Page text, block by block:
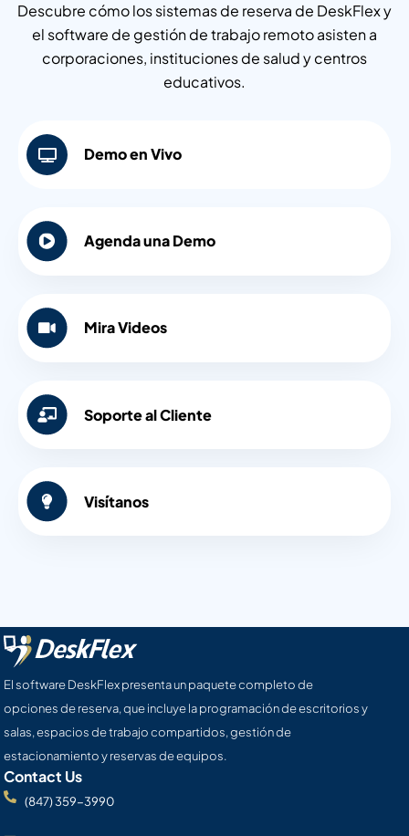
Descubre cómo los sistemas de reserva de DeskFlex y
el software de gestión de trabajo remoto asisten a
corporaciones, instituciones de salud y centros
educativos.
Demo en Vivo
Agenda una Demo
Mira Videos
Soporte al Cliente
Visítanos
El software DeskFlex presenta un paquete completo de
opciones de reserva, que incluye la programación de escritorios y
salas, espacios de trabajo compartidos, gestión de
estacionamiento y reservas de equipos.
Contact Us
(847) 359-3990